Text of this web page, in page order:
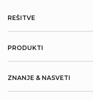
REŠITVE
PRODUKTI
ZNANJE & NASVETI